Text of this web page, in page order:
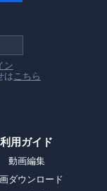
ン
は こちら
利用ガイド
動画編集
ダウンロード